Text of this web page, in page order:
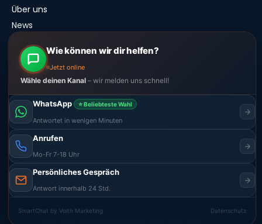
Über uns
News
KONTAKT
+49 151 68 15 96 97
office@voith-marketing.de
Aschaffenburg · Online weltweit
Termine nach Vereinbarung
Wie können wir dir helfen?
Jetzt online
Wähle deinen Kanal – wir melden uns schnell!
WhatsApp ⭐ Beliebteste Wahl
Antwortet in wenigen Minuten
Anrufen
Mo-Fr 7-18 Uhr
Persönliches Gespräch
Antwort innerhalb 24 Std.
SmartChat by Voith Marketing Datenschutz